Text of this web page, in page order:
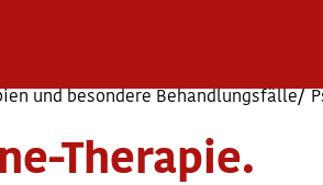
und besondere Behandlungsfälle
Therapie.